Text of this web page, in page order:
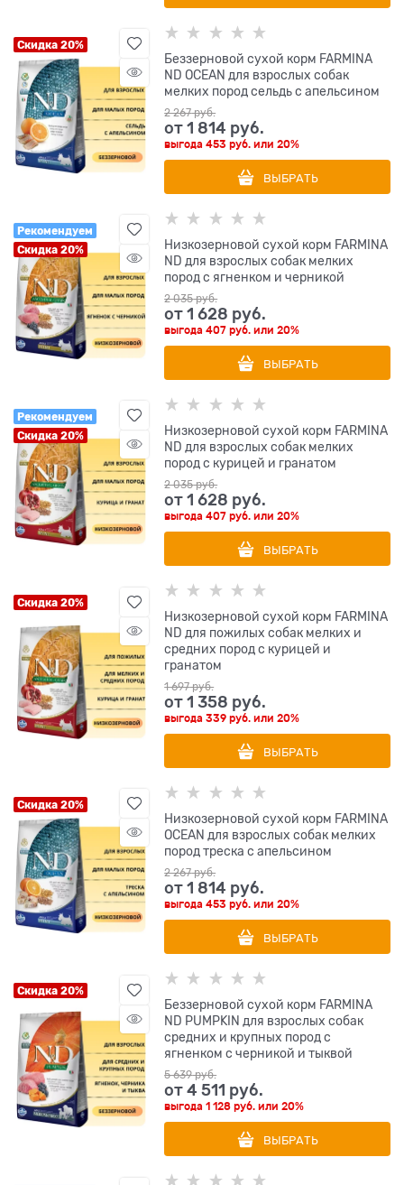
Скидка 20%
Беззерновой cухой корм FARMINA
ND OCEAN для взрослых собак
мелких пород сельдь с апельсином
2 267 руб.
от1 814 руб.
выгода453 руб. или20%
ВЫБРАТЬ
Рекомендуем
Скидка 20%
Низкозерновой cухой корм FARMINA
ND для взрослых собак мелких
пород с ягненком и черникой
2 035 руб.
от1 628 руб.
выгода407 руб. или20%
ВЫБРАТЬ
Рекомендуем
Скидка 20%
Низкозерновой cухой корм FARMINA
ND для взрослых собак мелких
пород с курицей и гранатом
2 035 руб.
от1 628 руб.
выгода407 руб. или20%
ВЫБРАТЬ
Скидка 20%
Низкозерновой cухой корм FARMINA
ND для пожилых собак мелких и
средних пород с курицей и
гранатом
1 697 руб.
от1 358 руб.
выгода339 руб. или20%
ВЫБРАТЬ
Скидка 20%
Низкозерновой cухой корм FARMINA
OCEAN для взрослых собак мелких
пород треска с апельсином
2 267 руб.
от1 814 руб.
выгода453 руб. или20%
ВЫБРАТЬ
Скидка 20%
Беззерновой cухой корм FARMINA
ND PUMPKIN для взрослых собак
средних и крупных пород с
ягненком с черникой и тыквой
5 639 руб.
от4 511 руб.
выгода1 128 руб. или20%
ВЫБРАТЬ